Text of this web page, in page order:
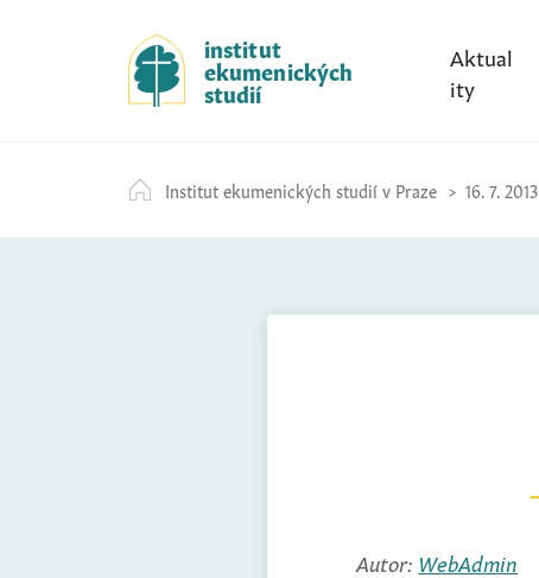
k
i
p
t
c
o
institut
ekumenických
studií
Aktual
ity
Institut ekumenických studií v Praze 16. 7. 2013
Autor: WebAdmin